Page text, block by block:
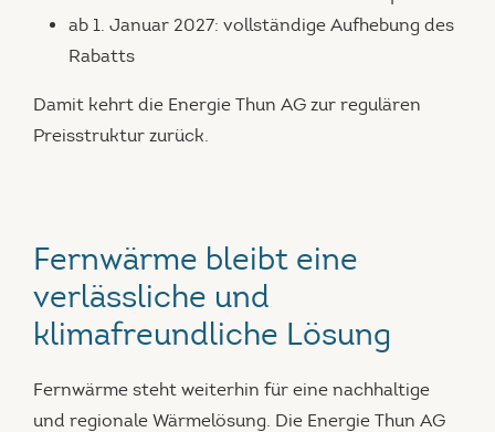
ab 1. Januar 2027: vollständige Aufhebung des
Rabatts
Damit kehrt die Energie Thun AG zur regulären
Preisstruktur zurück.
Fernwärme bleibt eine
verlässliche und
klimafreundliche Lösung
Fernwärme steht weiterhin für eine nachhaltige
und regionale Wärmelösung. Die Energie Thun AG